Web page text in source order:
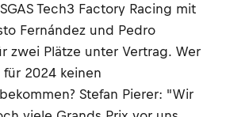
Tech3 Factory Racing mit
Fernández und Pedro
zwei Plätze unter Vertrag. Wer
2024 keinen
Stefan Pierer: "Wir